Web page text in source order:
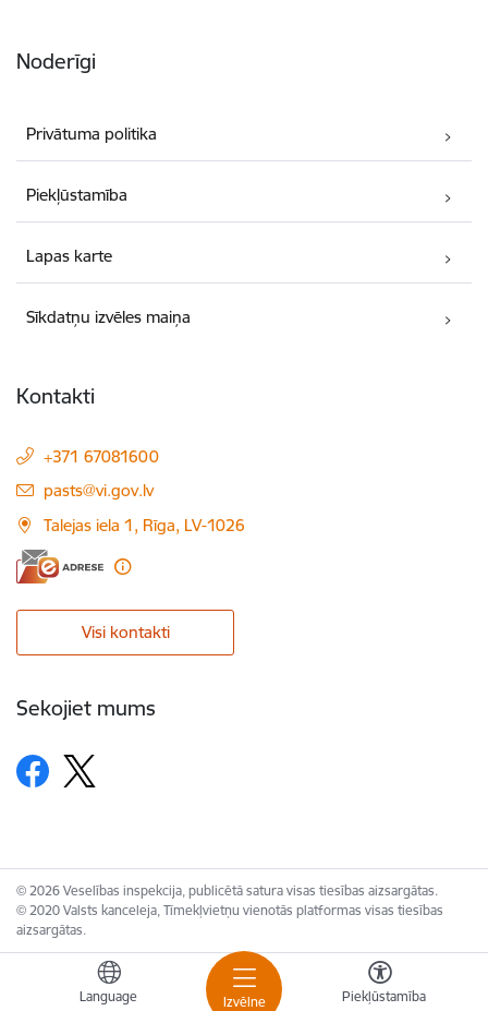
Izvēlne
Language Piekļūstamība
Noderīgi
Privātuma politika
Piekļūstamība
Lapas karte
Sīkdatņu izvēles maiņa
Kontakti
+371 67081600
E-pasts:
pasts@vi.gov.lv
Talejas iela 1, Rīga, LV-1026
Visi kontakti
Sekojiet mums
© 2026 Veselības inspekcija, publicētā satura visas tiesības aizsargātas.
© 2020 Valsts kanceleja, Tīmekļvietņu vienotās platformas visas tiesības
aizsargātas.